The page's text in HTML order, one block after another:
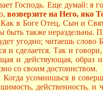
Господь. Еще думай: я
возверзите на Него, яко
в Боге Отец, Сын и
быть также нераздельны.
угодно; читаешь слово
и сделается. Так и
и действующая, образ
со своим достоинством.
усомнишься в
действенность,